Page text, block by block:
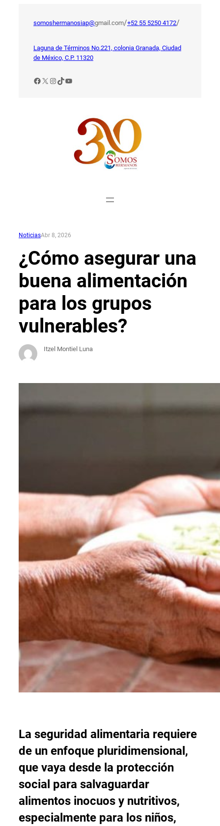
somoshermanosiap@gmail.com/+52 55 5250 4172/
Laguna de Términos No.221, colonia Granada, Ciudad
de México, C.P. 11320
Facebook
X Instagram
TikTok
YouTube
NoticiasAbr 8, 2026
¿Cómo asegurar una
buena alimentación
para los grupos
vulnerables?
Itzel Montiel Luna
La seguridad alimentaria requiere
de un enfoque pluridimensional,
que vaya desde la protección
social para salvaguardar
alimentos inocuos y nutritivos,
especialmente para los niños,